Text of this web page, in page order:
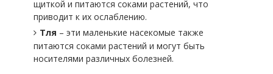
щиткой и питаются соками растений, что
приводит к их ослаблению.
Тля – эти маленькие насекомые также
питаются соками растений и могут быть
носителями различных болезней.